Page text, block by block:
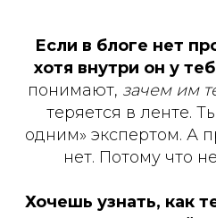
Если в блоге нет
хотя внутри он у
понимают, зачем им
теряется в ленте.
одним» экспертом. А
нет. Потому что
Хочешь узнать, как